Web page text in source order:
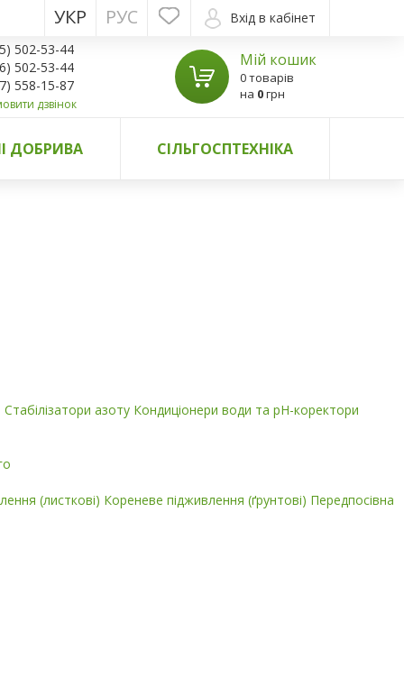
Вхід в кабінет
РУС
УКР
502-53-44
502-53-44
558-15-87
дзвінок
Мій кошик
0 товарів
на 0грн
ДОБРИВА СІЛЬГОСПТЕХНІКА
Стабілізатори азоту Кондиціонери води та pH-коректори
(листкові) Кореневе підживлення (ґрунтові) Передпосівна